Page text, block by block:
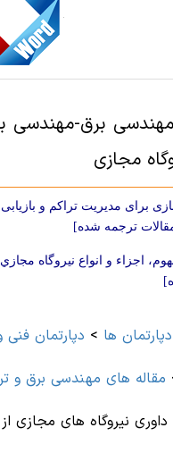
مهندسی برق-مهندسی
مجازی
برای مدیریت تراکم و
ترجمه شده]
اجزاء و انواع نيروگاه
دپارتمان ها > دپارتمان
مقاله های مهندسی برق و
داوری نیروگاه های مجازی